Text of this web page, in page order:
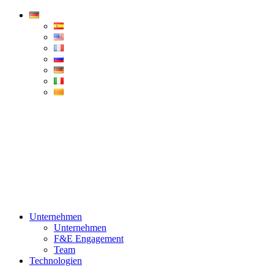
Condorchem
Unternehmen
Unternehmen
F&E Engagement
Team
Technologien